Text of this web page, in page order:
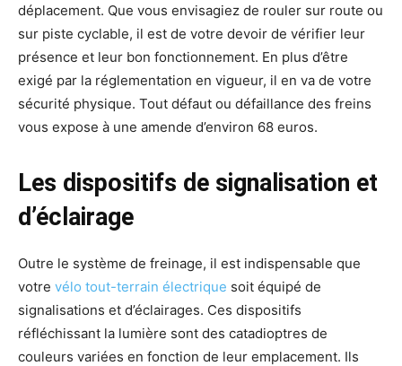
déplacement. Que vous envisagiez de rouler sur route ou
sur piste cyclable, il est de votre devoir de vérifier leur
présence et leur bon fonctionnement. En plus d’être
exigé par la réglementation en vigueur, il en va de votre
sécurité physique. Tout défaut ou défaillance des freins
vous expose à une amende d’environ 68 euros.
Les dispositifs de signalisation et
d’éclairage
Outre le système de freinage, il est indispensable que
votre vélo tout-terrain électrique soit équipé de
signalisations et d’éclairages. Ces dispositifs
réfléchissant la lumière sont des catadioptres de
couleurs variées en fonction de leur emplacement. Ils